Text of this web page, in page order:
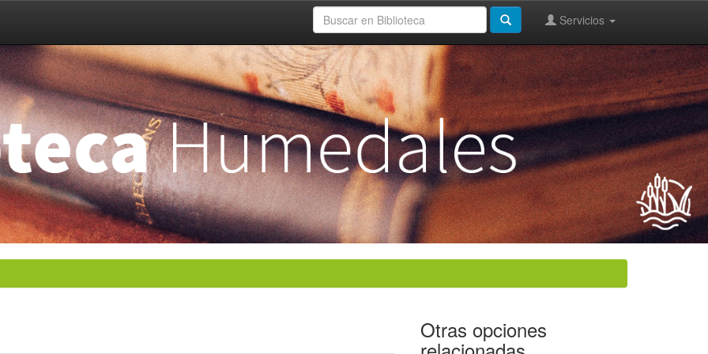
Servicios
Otras opciones